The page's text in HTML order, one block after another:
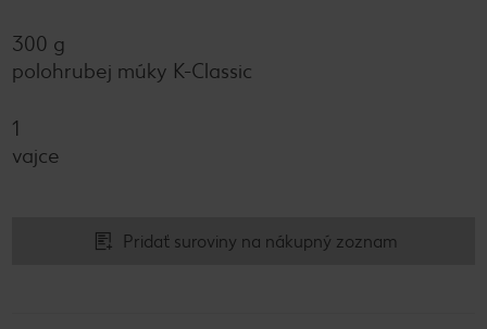
300 g
polohrubej múky K-Classic
1
vajce
Pridať suroviny na nákupný zoznam